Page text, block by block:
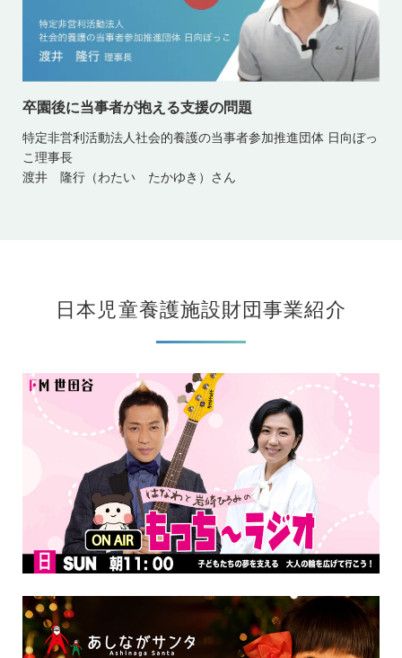
卒園後に当事者が抱える支援の問題
特定非営利活動法人社会的養護の当事者参加推進団体 日向ぼっ
こ理事長
渡井 隆行（わたい たかゆき）さん
日本児童養護施設財団事業紹介